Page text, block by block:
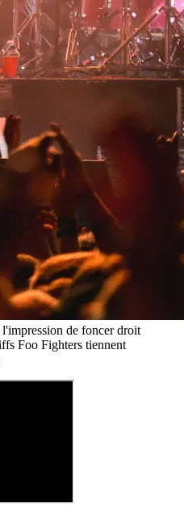
de foncer droit
Foo Fighters tiennent